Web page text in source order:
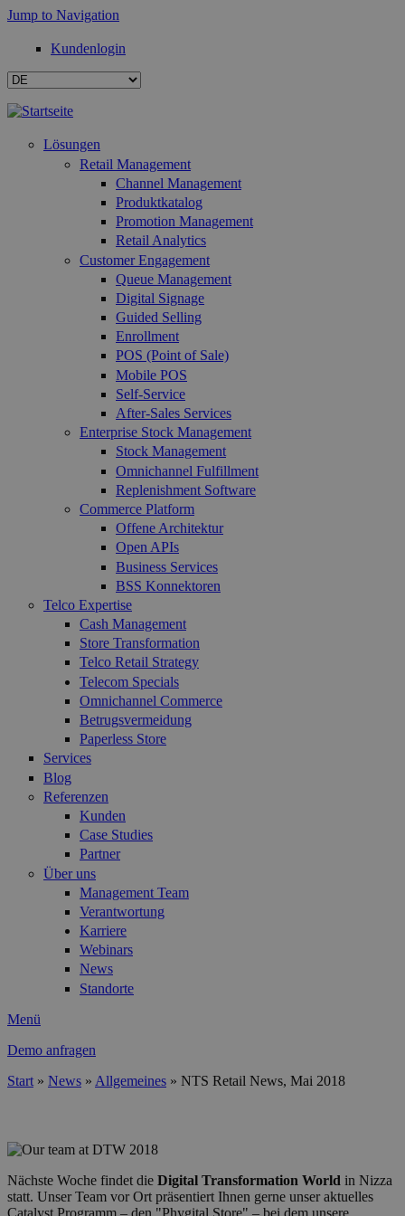
Jump to Navigation
Kundenlogin
Lösungen
Retail Management
Channel Management
Produktkatalog
Promotion Management
Retail Analytics
Customer Engagement
Queue Management
Digital Signage
Guided Selling
Enrollment
POS (Point of Sale)
Mobile POS
Self-Service
After-Sales Services
Enterprise Stock Management
Stock Management
Omnichannel Fulfillment
Replenishment Software
Commerce Platform
Offene Architektur
Open APIs
Business Services
BSS Konnektoren
Telco Expertise
Cash Management
Store Transformation
Telco Retail Strategy
Telecom Specials
Omnichannel Commerce
Betrugsvermeidung
Paperless Store
Services
Blog
Referenzen
Kunden
Case Studies
Partner
Über uns
Management Team
Verantwortung
Karriere
Webinars
News
Standorte
Menü
Demo anfragen
Start » News » Allgemeines » NTS Retail News, Mai 2018
header1.png
Nächste Woche findet die Digital Transformation World in Nizza
statt. Unser Team vor Ort präsentiert Ihnen gerne unser aktuelles
Catalyst Programm – den "Phygital Store" – bei dem unsere